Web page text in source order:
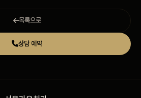
목록으로
상담 예약